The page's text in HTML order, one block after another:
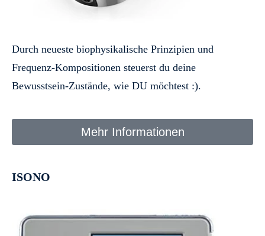
Durch neueste biophysikalische Prinzipien und
Frequenz-Kompositionen steuerst du deine
Bewusstsein-Zustände, wie DU möchtest :).
Mehr Informationen
ISONO